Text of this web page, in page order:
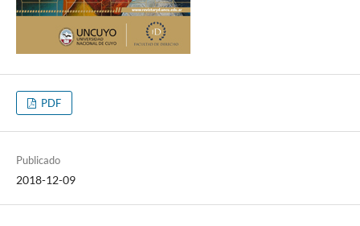
PDF
Publicado
2018-12-09